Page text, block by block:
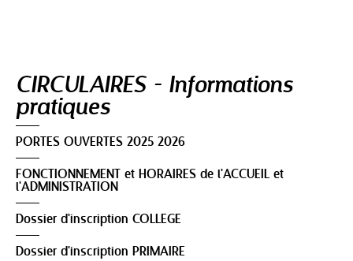
CIRCULAIRES - Informations
pratiques
PORTES OUVERTES 2025 2026
FONCTIONNEMENT et HORAIRES de l'ACCUEIL et
l'ADMINISTRATION
Dossier d'inscription COLLEGE
Dossier d'inscription PRIMAIRE